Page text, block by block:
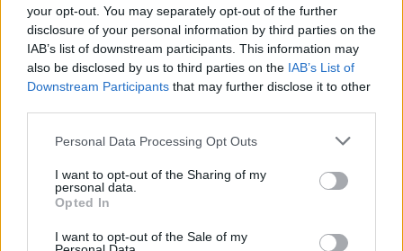
your opt-out. You may separately opt-out of the further
disclosure of your personal information by third parties on the
IAB’s list of downstream participants. This information may
also be disclosed by us to third parties on the IAB’s List of
Downstream Participants that may further disclose it to other
Personal Data Processing Opt Outs
I want to opt-out of the Sharing of my
personal data.
Opted In
I want to opt-out of the Sale of my
^Instant Rodyti daugiau žymių
Komentuoti po šiuo straipsniu
Komentuoti gali tik Lrytas registruoti vartotojai.